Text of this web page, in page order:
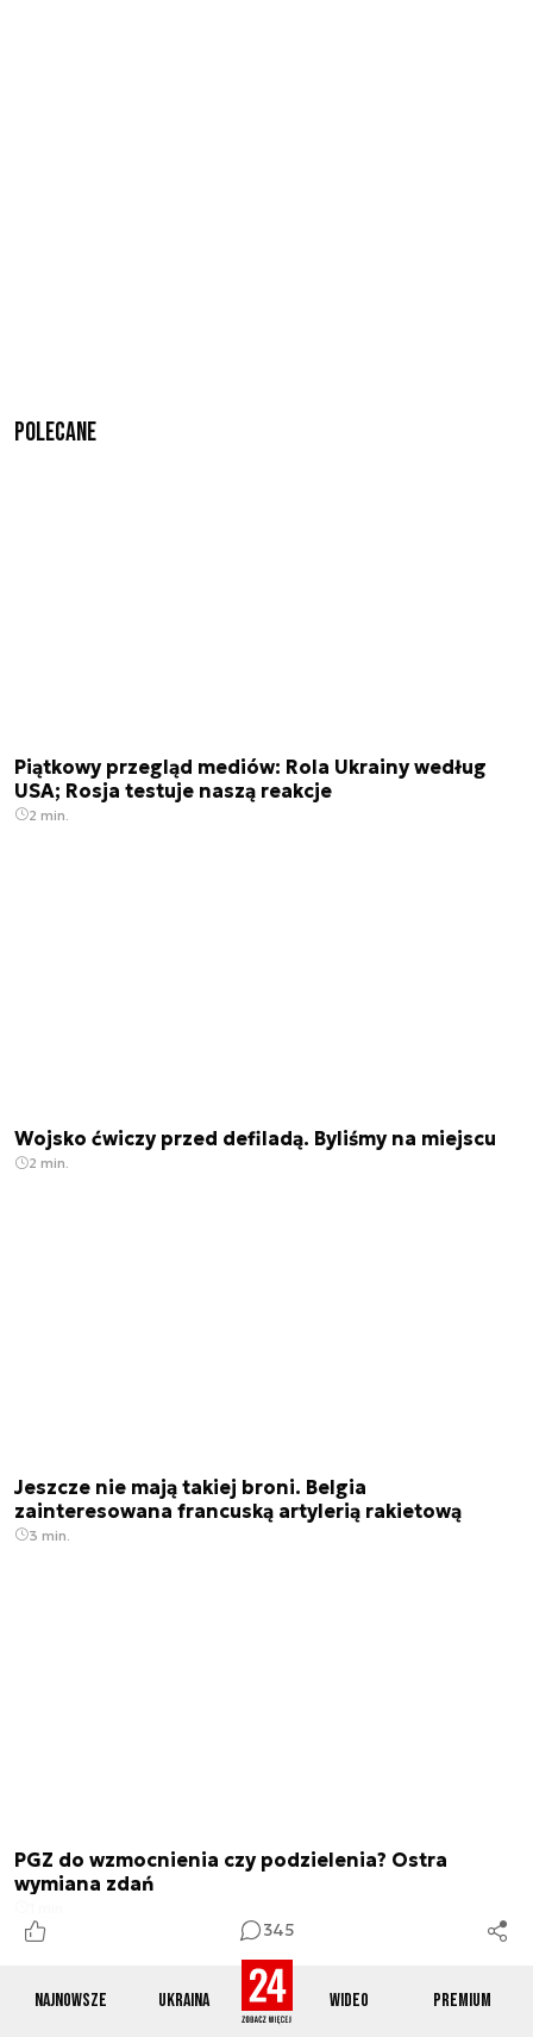
Najnowsze Ukraina Wideo Premium
345
Polecane
Piątkowy przegląd mediów: Rola Ukrainy według
USA; Rosja testuje naszą reakcje
2 min.
Wojsko ćwiczy przed defiladą. Byliśmy na miejscu
2 min.
Jeszcze nie mają takiej broni. Belgia
zainteresowana francuską artylerią rakietową
3 min.
PGZ do wzmocnienia czy podzielenia? Ostra
wymiana zdań